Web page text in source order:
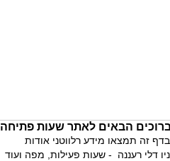
הבאים לאתר שעות פתיחה
בדף זה תמצאו מידע רלווטני אודות
ניו דלי רעננה - שעות פעילות, מפה ועוד